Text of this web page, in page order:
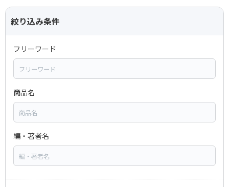
絞り込み条件
フリーワード
商品名
編・著者名